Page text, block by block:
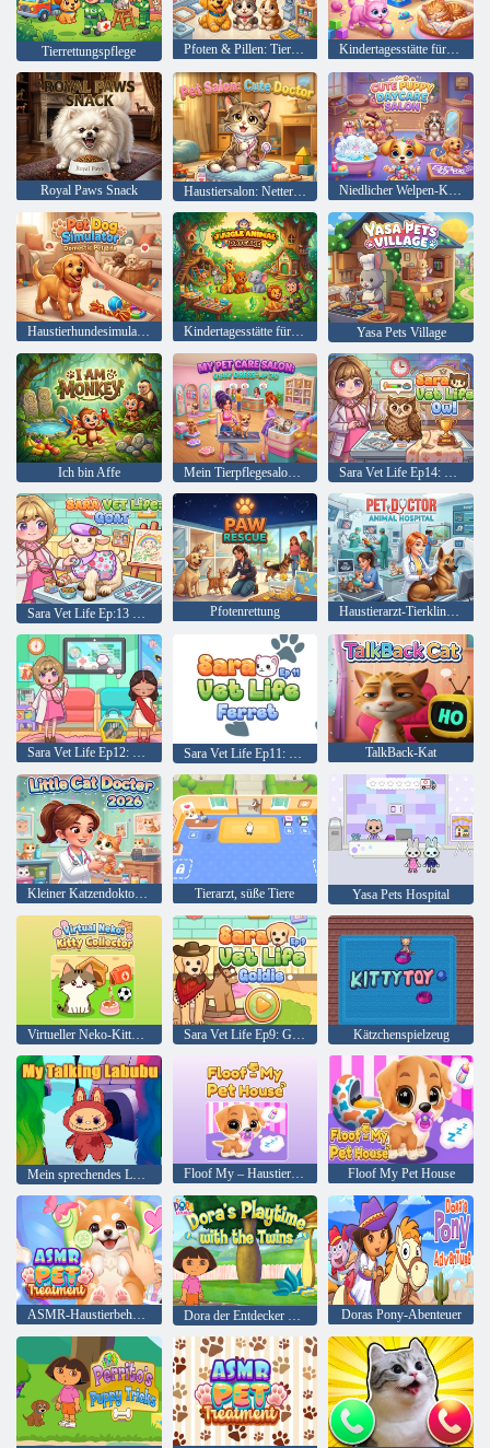
Tierrettungspflege Pfoten & Pillen: Tierklinik Kindertagesstätte für Babykatzen
Royal Paws Snack Haustiersalon: Netter Doktor Niedlicher Welpen-Kindertagesstätten-Salon
Haustierhundesimulator Kindertagesstätte für Dschungeltiere Yasa Pets Village
Ich bin Affe Mein Tierpflegesalon: Obby Dress-Up 3D
Pfotenrettung Haustierarzt-Tierklinik-Abenteuer
Sara Vet Life Ep12: Chamäleon Sara Vet Life Ep11: Frettchen TalkBack-Kat
Tierarzt, süße Tiere Yasa Pets Hospital
Kätzchenspielzeug
Mein sprechendes Labubu Floof My – Haustierhaus Floof My Pet House
ASMR-Haustierbehandlung Dora der Entdecker Doras Spielzeit mit den Zwillingen Doras Pony-Abenteuer